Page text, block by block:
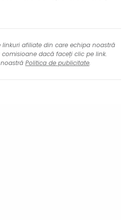
afiliate din care echipa noastră
dacă faceți clic pe link.
Politica de publicitate.